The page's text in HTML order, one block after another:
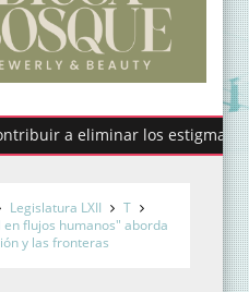
eliminar los estigmas y mitos
Legislatura LXII
T
flujos humanos" aborda
y las fronteras